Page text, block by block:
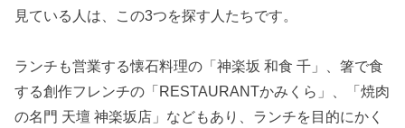
見ている人は、この3つを探す人たちです。
ランチも営業する懐石料理の「神楽坂 和食 千」、箸で食
する創作フレンチの「RESTAURANTかみくら」、「焼肉
の名門 天壇 神楽坂店」などもあり、ランチを目的にかく